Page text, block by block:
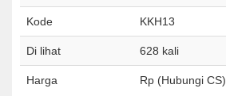
Kode KKH13
Di lihat 628 kali
Harga Rp (Hubungi CS)